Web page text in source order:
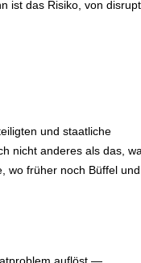
ist das Risiko, von
und staatliche
nicht anderes als das,
wo früher noch Büffel und